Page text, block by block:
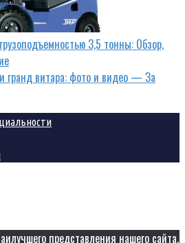
3,5 тонны: Обзор,
гранд витара: фото и видео — За
представления нашего сайта.